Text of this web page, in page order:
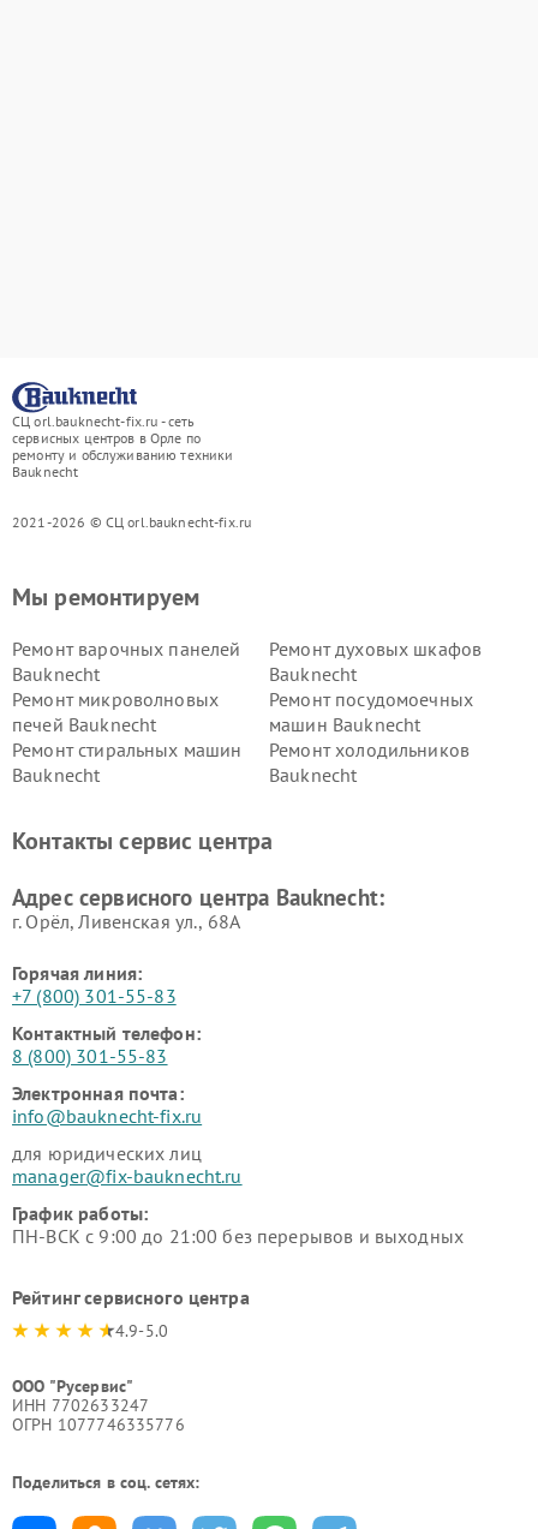
СЦ orl.bauknecht-fix.ru - сеть
сервисных центров в Орле по
ремонту и обслуживанию техники
Bauknecht
2021-2026 © СЦ orl.bauknecht-fix.ru
Мы ремонтируем
Ремонт варочных панелей
Bauknecht
Ремонт духовых шкафов
Bauknecht
Ремонт микроволновых
печей Bauknecht
Ремонт посудомоечных
машин Bauknecht
Ремонт стиральных машин
Bauknecht
Ремонт холодильников
Bauknecht
Контакты сервис центра
Адрес сервисного центра Bauknecht:
г. Орёл, Ливенская ул., 68А
Горячая линия:
+7 (800) 301-55-83
Контактный телефон:
8 (800) 301-55-83
Электронная почта:
info@bauknecht-fix.ru
для юридических лиц
manager@fix-bauknecht.ru
График работы:
ПН-ВСК с 9:00 до 21:00 без перерывов и выходных
Рейтинг сервисного центра
4.9-5.0
ООО "Русервис"
ИНН 7702633247
ОГРН 1077746335776
Поделиться в соц. сетях: